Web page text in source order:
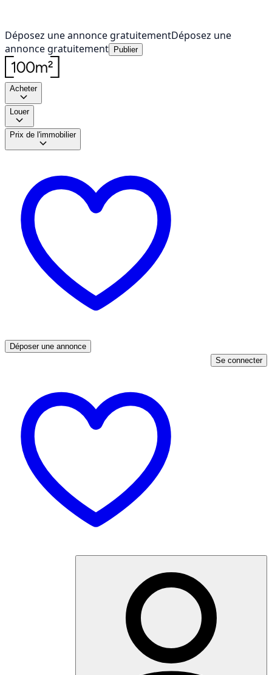
Déposez une annonce gratuitementDéposez une
annonce gratuitement
Publier
Acheter
Louer
Prix de l'immobilier
Déposer une annonce
Se connecter